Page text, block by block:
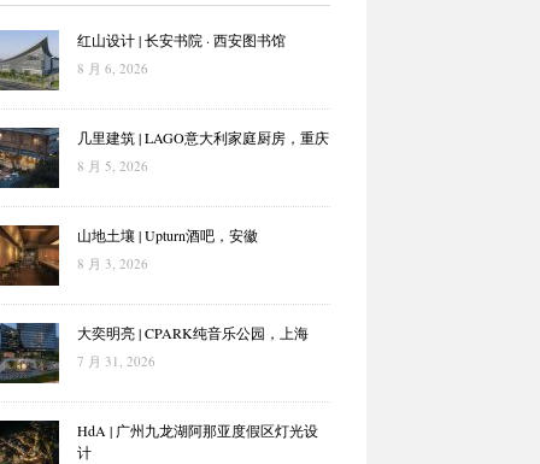
红山设计 | 长安书院 · 西安图书馆
8 月 6, 2026
几里建筑 | LAGO意大利家庭厨房，重庆
8 月 5, 2026
山地土壤 | Upturn酒吧，安徽
8 月 3, 2026
大奕明亮 | CPARK纯音乐公园，上海
7 月 31, 2026
HdA | 广州九龙湖阿那亚度假区灯光设
计